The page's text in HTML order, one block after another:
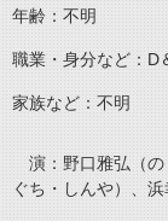
年齢：不明
職業・身分など： D
家族など：不明
演：野口雅弘（の
ぐち・しんや）、